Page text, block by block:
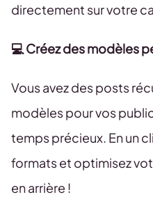
directement sur votre
💻 Créez des modèles
Vous avez des posts
modèles pour vos
temps précieux. En un
formats et optimisez
en arrière !